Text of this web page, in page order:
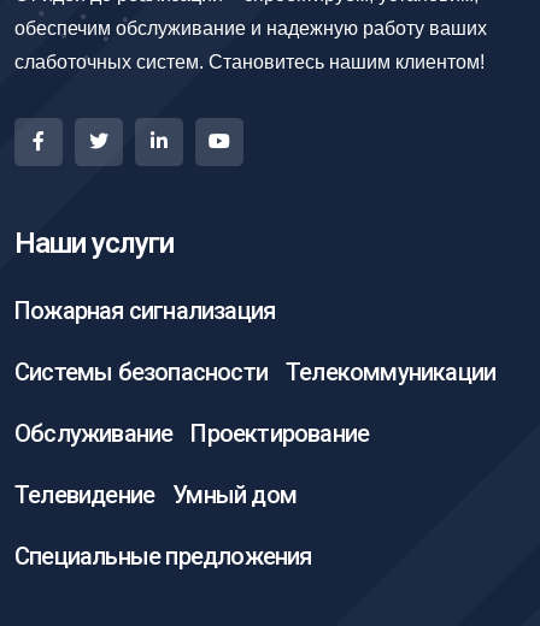
обеспечим обслуживание и надежную работу ваших
слаботочных систем. Становитесь нашим клиентом!
Наши услуги
Пожарная сигнализация
Системы безопасности Телекоммуникации
Обслуживание Проектирование
Телевидение Умный дом
Специальные предложения